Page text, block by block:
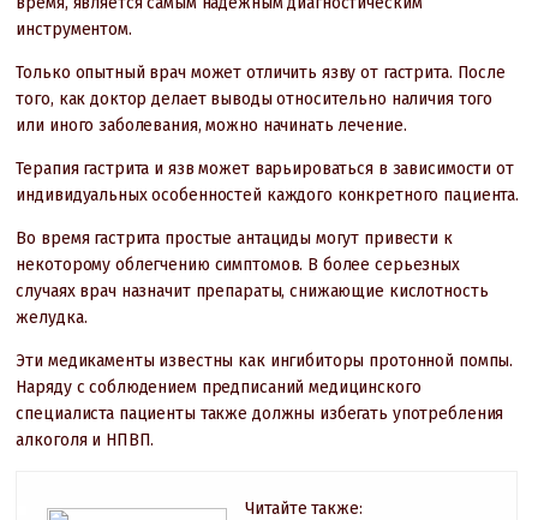
инструментом.
Только опытный врач может отличить язву от гастрита. После
того, как доктор делает выводы относительно наличия того
или иного заболевания, можно начинать лечение.
Терапия гастрита и язв может варьироваться в зависимости от
индивидуальных особенностей каждого конкретного пациента.
Во время гастрита простые антациды могут привести к
некоторому облегчению симптомов. В более серьезных
случаях врач назначит препараты, снижающие кислотность
желудка.
Эти медикаменты известны как ингибиторы протонной помпы.
Наряду с соблюдением предписаний медицинского
специалиста пациенты также должны избегать употребления
алкоголя и НПВП.
Читайте также: